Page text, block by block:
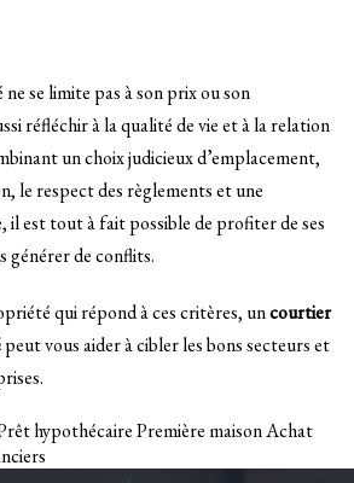
se limite pas à son prix ou son
réfléchir à la qualité de vie et à la relation
un choix judicieux d’emplacement,
le respect des règlements et une
il est tout à fait possible de profiter de ses
générer de conflits.
qui répond à ces critères, uncourtier
peut vous aider à cibler les bons secteurs et
hypothécairePremière maisonAchat